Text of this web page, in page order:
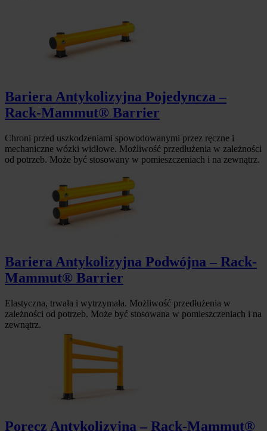
Bariera Antykolizyjna Pojedyncza –
Rack-Mammut® Barrier
Chroni przed uszkodzeniami spowodowanymi przez ręczne i
mechaniczne wózki widłowe. Możliwość przedłużenia w zależności
od potrzeb. Może być stosowany w pomieszczeniach i na zewnątrz.
Bariera Antykolizyjna Podwójna – Rack-
Mammut® Barrier
Elastyczna, trwała i wytrzymała. Możliwość przedłużenia w
zależności od potrzeb. Może być stosowana w pomieszczeniach i na
zewnątrz.
Poręcz Antykolizyjna – Rack-Mammut®